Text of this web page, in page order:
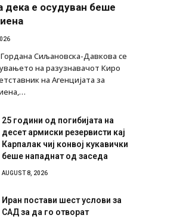
дека е осудуван беше
Сиљановска-Давкова се
на разузнавачот Киро
на Агенцијата за
25 години од погибијата на
десет армиски резервисти кај
Карпалак чиј конвој кукавички
беше нападнат од заседа
AUGUST 8, 2026
Иран постави шест услови за
САД за да го отворат